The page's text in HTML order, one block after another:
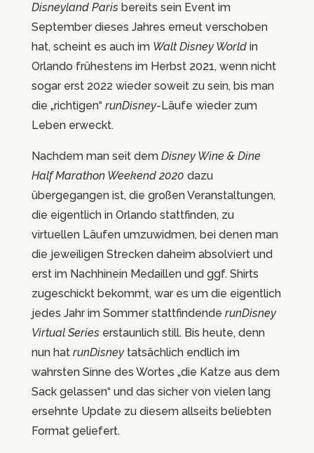
Disneyland Parisbereits sein Event im
September dieses Jahres erneut verschoben
hat, scheint es auch im Walt Disney Worldin
Orlando frühestens im Herbst 2021, wenn nicht
sogar erst 2022 wieder soweit zu sein, bis man
die „richtigen“ runDisney-Läufe wieder zum
Leben erweckt.
Nachdem man seit dem Disney Wine & Dine
Half Marathon Weekend 2020 dazu
übergegangen ist, die großen Veranstaltungen,
die eigentlich in Orlando stattfinden, zu
virtuellen Läufen umzuwidmen, bei denen man
die jeweiligen Strecken daheim absolviert und
erst im Nachhinein Medaillen und ggf. Shirts
zugeschickt bekommt, war es um die eigentlich
jedes Jahr im Sommer stattfindende runDisney
Virtual Serieserstaunlich still. Bis heute, denn
nun hat runDisneytatsächlich endlich im
wahrsten Sinne des Wortes „die Katze aus dem
Sack gelassen“ und das sicher von vielen lang
ersehnte Update zu diesem allseits beliebten
Format geliefert.